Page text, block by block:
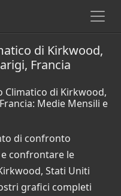
di Kirkwood,
Francia
Climatico di Kirkwood,
Medie Mensili e
di confronto
confrontare le
Stati Uniti
grafici completi